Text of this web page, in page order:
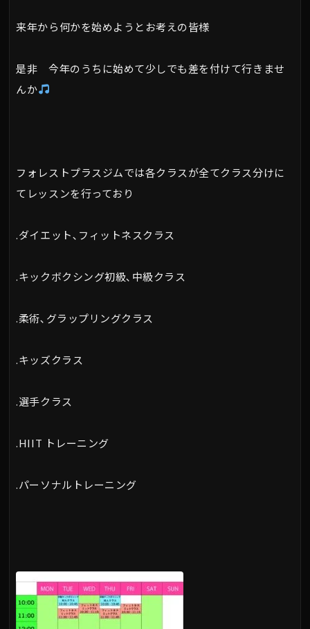
来年から何かを始めようとお考えの皆様
是非 今年のうちに始めて少しでも差を付けて行きませ
んか
フォレストプラスジムでは各クラスが全てクラス分けに
てレッスンを行っており
.ダイエット､フィットネスクラス
.キックボクシング初級､中級クラス
.柔術､グラップリングクラス
.キッズクラス
.選手クラス
.HIIT トレーニング
.パーソナルトレーニング